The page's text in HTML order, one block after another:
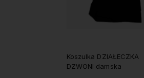
Koszulka DZIAŁECZKA
DZWONI damska